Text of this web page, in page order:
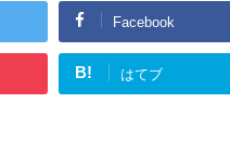
Facebook
B! はてブ